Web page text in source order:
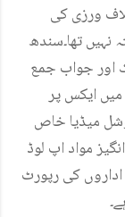
ورزی کی
تھا۔سندھ
اور جواب جمع
میں ایکس پر
سوشل میڈیا خاص
مواد اپ لوڈ
کی رپورٹ